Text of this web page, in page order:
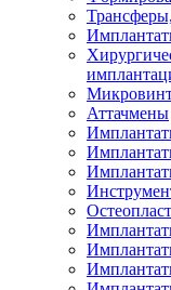
Аттачмены